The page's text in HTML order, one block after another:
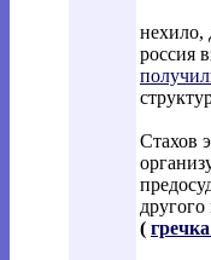
нехило,
россия
Стахов
(